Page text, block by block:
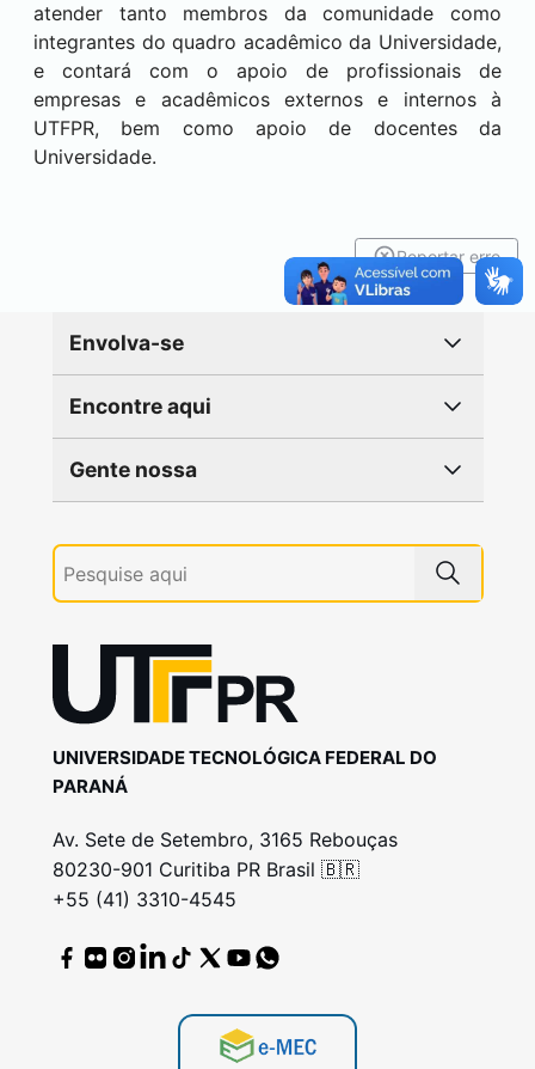
atender tanto membros da comunidade como
integrantes do quadro acadêmico da Universidade,
e contará com o apoio de profissionais de
empresas e acadêmicos externos e internos à
UTFPR, bem como apoio de docentes da
Universidade.
Reportar erro
Envolva-se
Encontre aqui
Gente nossa
UNIVERSIDADE TECNOLÓGICA FEDERAL DO
PARANÁ
Av. Sete de Setembro, 3165 Rebouças
80230-901 Curitiba PR Brasil 🇧🇷
+55 (41) 3310-4545